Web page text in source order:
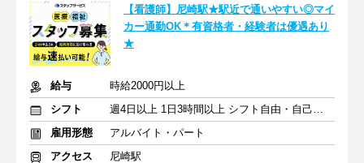
【看護師】尼崎駅★駅近で通いやすい◎マイ
カー通勤OK＊有資格者・経験者は優遇あり
★
給与
時給2000円以上
シフト
週4日以上 1日3時間以上 シフト自由・自己申告
雇用形態
アルバイト・パート
アクセス
尼崎駅